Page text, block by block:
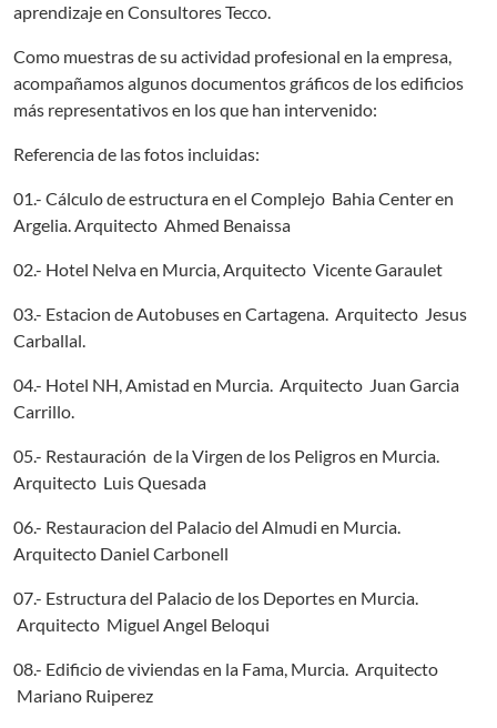
aprendizaje en Consultores Tecco.
Como muestras de su actividad profesional en la empresa,
acompañamos algunos documentos gráficos de los edificios
más representativos en los que han intervenido:
Referencia de las fotos incluidas:
01.- Cálculo de estructura en el Complejo Bahia Center en
Argelia. Arquitecto Ahmed Benaissa
02.- Hotel Nelva en Murcia, Arquitecto Vicente Garaulet
03.- Estacion de Autobuses en Cartagena. Arquitecto Jesus
Carballal.
04.- Hotel NH, Amistad en Murcia. Arquitecto Juan Garcia
Carrillo.
05.- Restauración de la Virgen de los Peligros en Murcia.
Arquitecto Luis Quesada
06.- Restauracion del Palacio del Almudi en Murcia.
Arquitecto Daniel Carbonell
07.- Estructura del Palacio de los Deportes en Murcia.
Arquitecto Miguel Angel Beloqui
08.- Edificio de viviendas en la Fama, Murcia. Arquitecto
Mariano Ruiperez